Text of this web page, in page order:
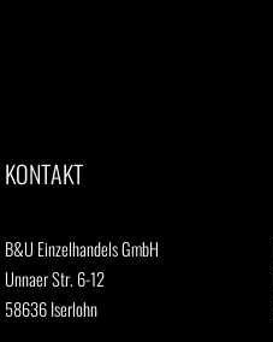
KONTAKT
B&U Einzelhandels GmbH
Unnaer Str. 6-12
58636 Iserlohn